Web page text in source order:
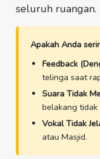
seluruh ruangan.
Apakah Anda
Feedback
telinga saat
Suara Tidak
belakang tidak
Vokal Tidak
atau Masjid.